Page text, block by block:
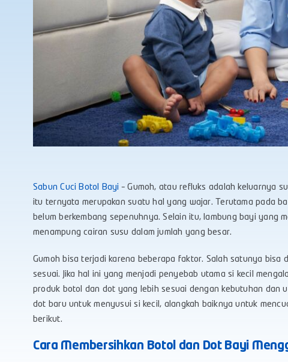
Sabun Cuci Botol Bayi – Gumoh, atau refluks adalah keluarnya
itu ternyata merupakan suatu hal yang wajar. Terutama pada
belum berkembang sepenuhnya. Selain itu, lambung bayi yang
menampung cairan susu dalam jumlah yang besar.
Gumoh bisa terjadi karena beberapa faktor. Salah satunya
sesuai. Jika hal ini yang menjadi penyebab utama si kecil
produk botol dan dot yang lebih sesuai dengan kebutuhan dan
dot baru untuk menyusui si kecil, alangkah baiknya untuk
berikut.
Cara Membersihkan Botol dan Dot Bayi